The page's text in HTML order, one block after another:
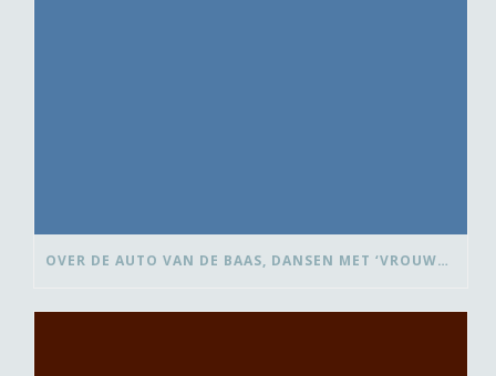
OVER DE AUTO VAN DE BAAS, DANSEN MET ‘VROUWEN VAN’ EN BEDANK-BLOMMEN